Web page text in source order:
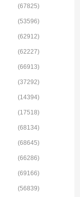
(67825)
(53596)
(62912)
(62227)
(66913)
(37292)
(14394)
(17518)
(68134)
(68645)
(66286)
(69166)
(56839)